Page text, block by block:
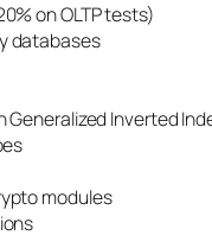
on OLTP tests)
databases
Generalized Inverted
modules